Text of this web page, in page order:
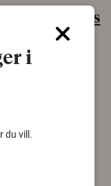
var Sveriges
trodde var en
av en 2000 år
spår av romerskt
mycket ovanligt i
i
du vill.